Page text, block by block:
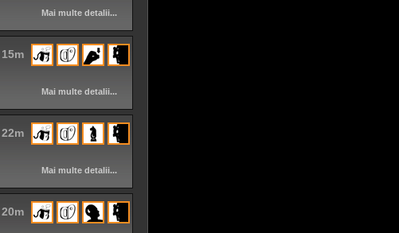
Mai multe detalii...
15m
Mai multe detalii...
22m
Mai multe detalii...
20m